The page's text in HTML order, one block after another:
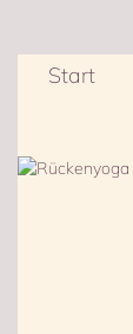
Start